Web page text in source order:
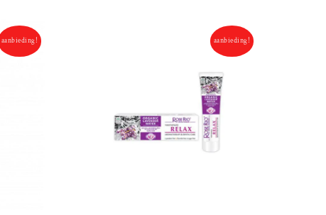
aanbieding! aanbieding!